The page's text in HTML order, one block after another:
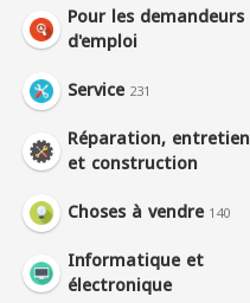
Pour les demandeurs
d'emploi
Service 231
Réparation, entretien
et construction
Choses à vendre 140
Informatique et
électronique